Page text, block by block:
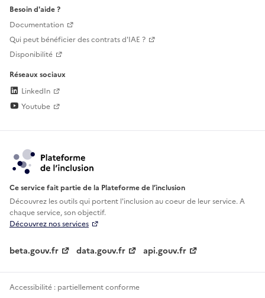
Besoin d'aide ?
Documentation
Qui peut bénéficier des contrats d'IAE ?
Disponibilité
Réseaux sociaux
LinkedIn
Youtube
Ce service fait partie de la Plateforme de l’inclusion
Découvrez les outils qui portent l'inclusion aucoeur de leur service. A
chaque service, son objectif.
Découvrez nos services
beta.gouv.fr data.gouv.fr api.gouv.fr
Accessibilité : partiellement conforme